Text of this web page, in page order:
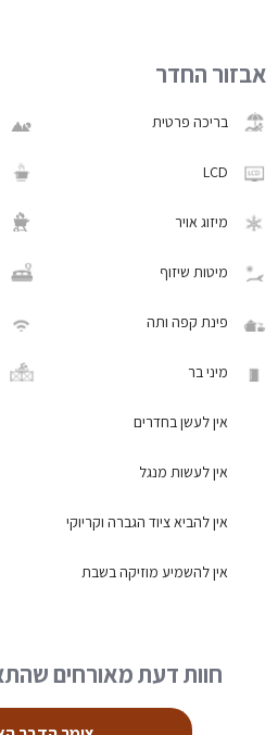
אבזור החדר
בריכה פרטית
LCD
מיזוג אויר
מיטות שיזוף
פינת קפה ותה
מיני בר
אין לעשן בחדרים
אין לעשות מנגל
אין להביא ציוד הגברה וקריוקי
אין להשמיע מוזיקה בשבת
חוות דעת מאורחים